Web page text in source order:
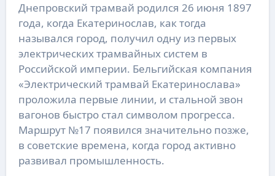
Днепровский трамвай родился 26 июня 1897
года, когда Екатеринослав, как тогда
назывался город, получил одну из первых
электрических трамвайных систем в
Российской империи. Бельгийская компания
«Электрический трамвай Екатеринослава»
проложила первые линии, и стальной звон
вагонов быстро стал символом прогресса.
Маршрут №17 появился значительно позже,
в советские времена, когда город активно
развивал промышленность.